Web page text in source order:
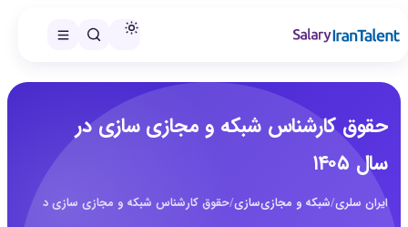
حقوق کارشناس شبکه و مجازی سازی در
سال ۱۴۰۵
ایران سلری/شبکه و مجازی‌سازی/حقوق کارشناس شبکه و مجازی سازی در سال ۱۴۰۵